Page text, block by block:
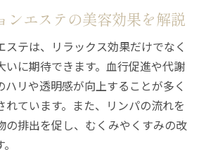
マッサージの違いを正しく理解
ーションとエステの特徴を比較
リラクゼーションの効果の差とは
施術を選ぶための基準
ではの美容効果を実感する理由
クゼーションエステの見極め方
で大切なカウンセリングの活用
ンエステの美容効果を解説
ステは、リラックス効果だけでなく
いに期待できます。血行促進や代謝
ハリや透明感が向上することが多く
れています。また、リンパの流れを
の排出を促し、むくみやくすみの改